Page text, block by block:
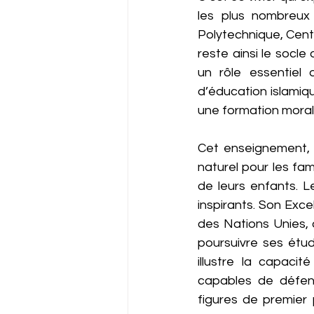
les plus
Polytechnique,
reste ainsi le socle
un rôle essentiel
d’éducation
une formation
Cet
naturel pour les
de leurs enfants.
inspirants. Son
des Nations
poursuivre ses
illustre la
capables de
figures de premier